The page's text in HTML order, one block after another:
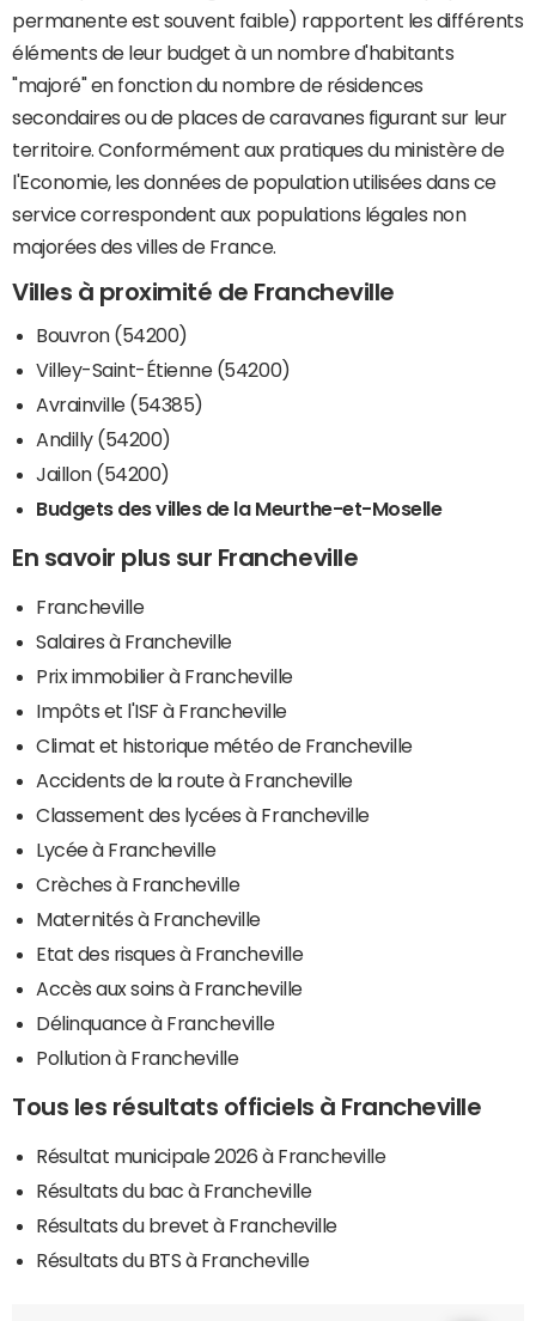
permanente est souvent faible) rapportent les différents
éléments de leur budget à un nombre d'habitants
"majoré" en fonction du nombre de résidences
secondaires ou de places de caravanes figurant sur leur
territoire. Conformément aux pratiques du ministère de
l'Economie, les données de population utilisées dans ce
service correspondent aux populations légales non
majorées des villes de France.
Villes à proximité de Francheville
Bouvron (54200)
Villey-Saint-Étienne (54200)
Avrainville (54385)
Andilly (54200)
Jaillon (54200)
Budgets des villes de la Meurthe-et-Moselle
En savoir plus sur Francheville
Francheville
Salaires à Francheville
Prix immobilier à Francheville
Impôts et l'ISF à Francheville
Climat et historique météo de Francheville
Accidents de la route à Francheville
Classement des lycées à Francheville
Lycée à Francheville
Crèches à Francheville
Maternités à Francheville
Etat des risques à Francheville
Accès aux soins à Francheville
Délinquance à Francheville
Pollution à Francheville
Tous les résultats officiels à Francheville
Résultat municipale 2026 à Francheville
Résultats du bac à Francheville
Résultats du brevet à Francheville
Résultats du BTS à Francheville